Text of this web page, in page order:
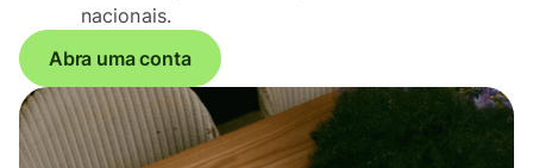
nacionais.
Abra uma conta